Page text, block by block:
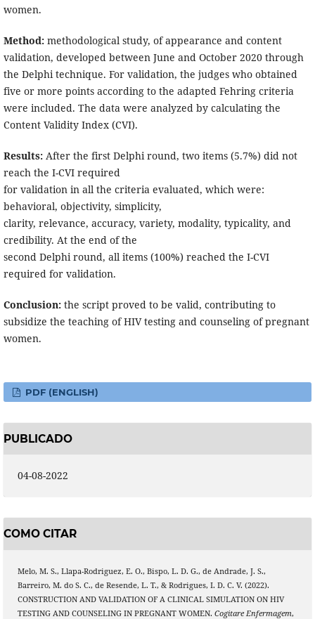
women.
Method:methodological study, of appearance and content
validation, developed between June and October 2020 through
the Delphi technique. For validation, the judges who obtained
five or more points according to the adapted Fehring criteria
were included. The data were analyzed by calculating the
Content Validity Index (CVI).
Results:After the first Delphi round, two items (5.7%) did not
reach the I-CVI required
for validation in all the criteria evaluated, which were:
behavioral, objectivity, simplicity,
clarity, relevance, accuracy, variety, modality, typicality, and
credibility. At the end of the
second Delphi round, all items (100%) reached the I-CVI
required for validation.
Conclusion:the script proved to be valid, contributing to
subsidize the teaching of HIV testing and counseling of pregnant
women.
PDF (ENGLISH)
PUBLICADO
04-08-2022
COMO CITAR
Melo, M. S., Llapa-Rodriguez, E. O., Bispo, L. D. G., de Andrade, J. S.,
Barreiro, M. do S. C., de Resende, L. T., & Rodrigues, I. D. C. V. (2022).
CONSTRUCTION AND VALIDATION OF A CLINICAL SIMULATION ON HIV
TESTING AND COUNSELING IN PREGNANT WOMEN. Cogitare Enfermagem,